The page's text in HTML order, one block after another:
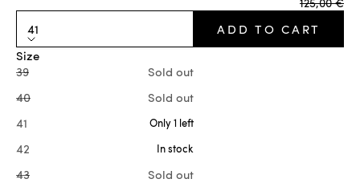
41
Size
39
Sold out
40
Sold out
41
Only 1 left
42 In stock
43
Sold out
ADD TO CART